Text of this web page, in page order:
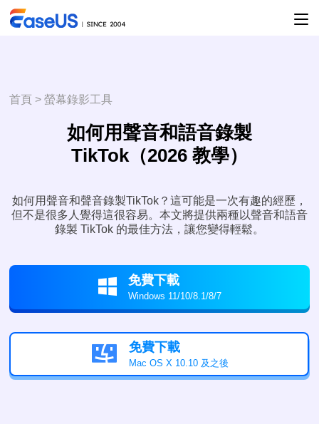
首頁 >螢幕錄影工具
如何用聲音和語音錄製
TikTok（2026 教學）
如何用聲音和聲音錄製TikTok？這可能是一次有趣的經歷，
但不是很多人覺得這很容易。本文將提供兩種以聲音和語音
錄製 TikTok 的最佳方法，讓您變得輕鬆。
 免費下載
Windows 11/10/8.1/8/7
 免費下載
Mac OS X 10.10 及之後